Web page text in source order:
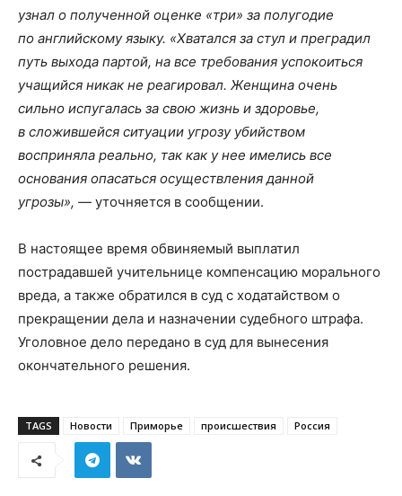
узнал о полученной оценке «три» за полугодие
по английскому языку. «Хватался за стул и преградил
путь выхода партой, на все требования успокоиться
учащийся никак не реагировал. Женщина очень
сильно испугалась за свою жизнь и здоровье,
в сложившейся ситуации угрозу убийством
восприняла реально, так как у нее имелись все
основания опасаться осуществления данной
угрозы», — уточняется в сообщении.
В настоящее время обвиняемый выплатил
пострадавшей учительнице компенсацию морального
вреда, а также обратился в суд с ходатайством о
прекращении дела и назначении судебного штрафа.
Уголовное дело передано в суд для вынесения
окончательного решения.
TAGS Новости Приморье происшествия Россия